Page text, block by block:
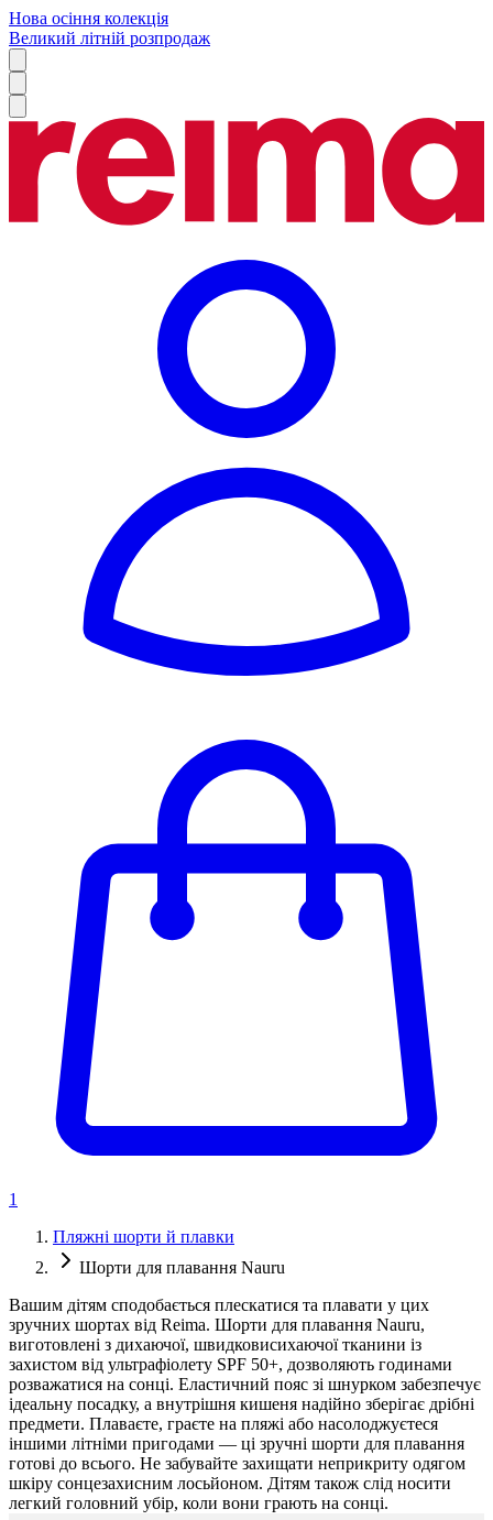
Нова осіння колекція
Великий літній розпродаж
1
Пляжні шорти й плавки
Шорти для плавання Nauru
Вашим дітям сподобається плескатися та плавати у цих
зручних шортах від Reima. Шорти для плавання Nauru,
виготовлені з дихаючої, швидковисихаючої тканини із
захистом від ультрафіолету SPF 50+, дозволяють годинами
розважатися на сонці. Еластичний пояс зі шнурком забезпечує
ідеальну посадку, а внутрішня кишеня надійно зберігає дрібні
предмети. Плаваєте, граєте на пляжі або насолоджуєтеся
іншими літніми пригодами — ці зручні шорти для плавання
готові до всього. Не забувайте захищати неприкриту одягом
шкіру сонцезахисним лосьйоном. Дітям також слід носити
легкий головний убір, коли вони грають на сонці.